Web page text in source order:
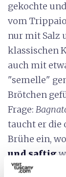
gekochte
vom
nur mit Salz
klassischen
auch mit
"semelle"
Brötchen
Frage:
taucht er die
Brühe ein,
und saftig
dieser alten